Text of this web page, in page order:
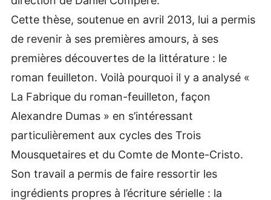
Cette thèse, soutenue en avril 2013, lui a permis
de revenir à ses premières amours, à ses
premières découvertes de la littérature : le
roman feuilleton. Voilà pourquoi il y a analysé «
La Fabrique du roman-feuilleton, façon
Alexandre Dumas » en s’intéressant
particulièrement aux cycles des Trois
Mousquetaires et du Comte de Monte-Cristo.
Son travail a permis de faire ressortir les
ingrédients propres à l’écriture sérielle : la